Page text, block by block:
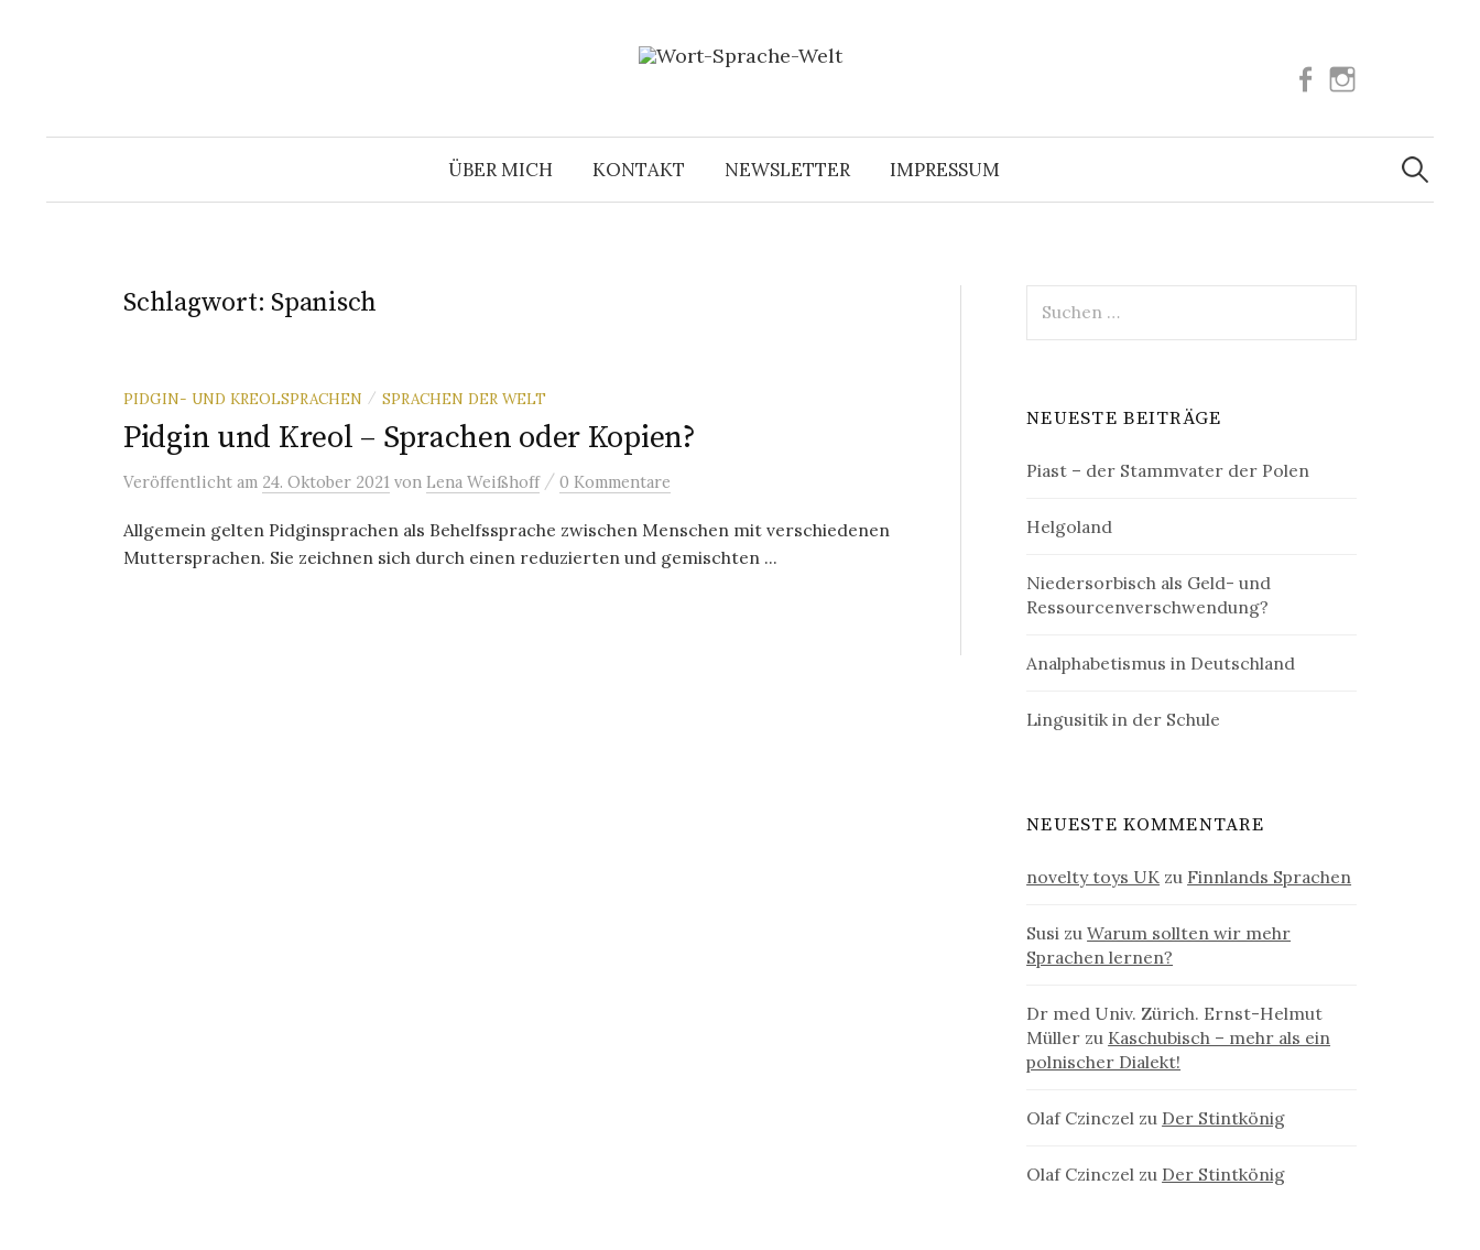
Facebook
ÜBER MICH KONTAKT NEWSLETTER IMPRESSUM
Suchen
nach:
Schlagwort: Spanisch
PIDGIN- UND KREOLSPRACHEN / SPRACHEN DER WELT
Pidgin und Kreol – Sprachen oder Kopien?
Veröffentlicht am 24. Oktober 2021 von Lena Weißhoff / 0 Kommentare
Allgemein gelten Pidginsprachen als Behelfssprache zwischen Menschen mit verschiedenen
Muttersprachen. Sie zeichnen sich durch einen reduzierten und gemischten ...
nach:
NEUESTE BEITRÄGE
Piast – der Stammvater der Polen
Helgoland
Niedersorbisch als Geld- und
Ressourcenverschwendung?
Analphabetismus in Deutschland
Lingusitik in der Schule
NEUESTE KOMMENTARE
novelty toys UK zu Finnlands Sprachen
Susi zuWarum sollten wir mehr
Sprachen lernen?
Dr med Univ. Zürich. Ernst-Helmut
Müller zu Kaschubisch – mehr als ein
polnischer Dialekt!
Olaf Czinczel zu Der Stintkönig
Olaf Czinczel zu Der Stintkönig